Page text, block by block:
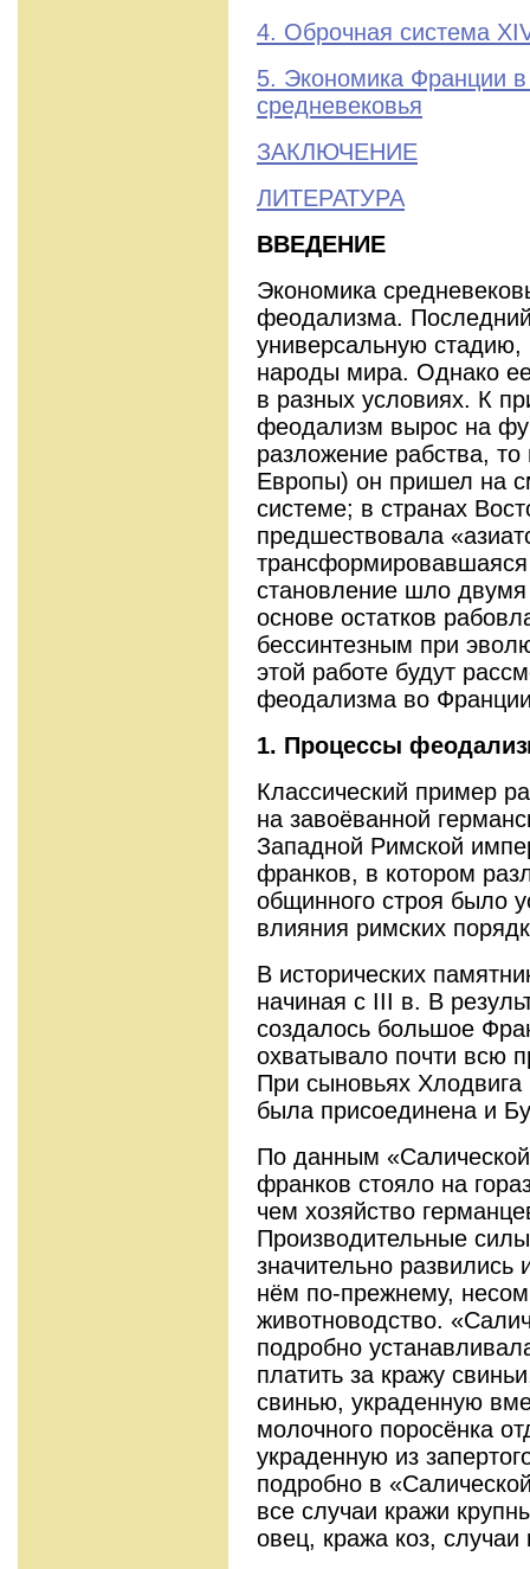
4. Оброчная система
5. Экономика Франции в
средневековья
ЗАКЛЮЧЕНИЕ
ЛИТЕРАТУРА
ВВЕДЕНИЕ
Экономика
феодализма.
универсальную
народы мира. Однако
в разных условиях. К
феодализм вырос на
разложение рабства, то
Европы) он пришел на
системе; в странах
предшествовала
становление шло
основе остатков
бессинтезным при
этой работе будут
феодализма во
1. Процессы
Классический пример
на завоёванной
Западной Римской
франков, в котором
общинного строя было
влияния римских
В исторических
начиная с III в. В
создалось большое
охватывало почти всю
При сыновьях Хлодвига
была присоединена и
По данным
франков стояло на
чем хозяйство
Производительные
значительно
нём по-прежнему,
животноводство.
подробно
платить за кражу
свинью, украденную
молочного поросёнка
украденную из
подробно в
все случаи кражи
овец, кража коз, случаи